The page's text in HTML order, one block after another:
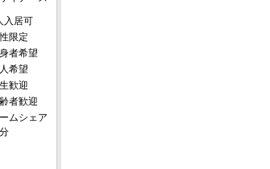
入居可
限定
者希望
希望
歓迎
者歓迎
ムシェア